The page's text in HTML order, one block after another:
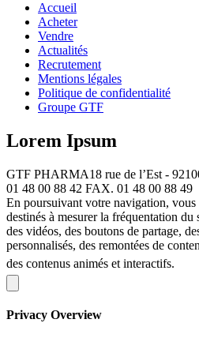
Accueil
Acheter
Vendre
Actualités
Recrutement
Mentions légales
Politique de confidentialité
Groupe GTF
Lorem Ipsum
GTF PHARMA18 rue de l’Est -
01 48 00 88 42 FAX. 01 48 00 88 49
En poursuivant votre navigation, vous
destinés à mesurer la fréquentation
des vidéos, des boutons de partage,
personnalisés, des remontées de
des contenus animés et interactifs.
Privacy Overview